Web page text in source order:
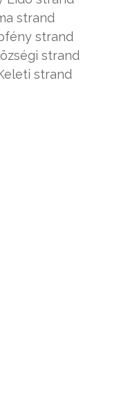
strand
strand
strand
strand